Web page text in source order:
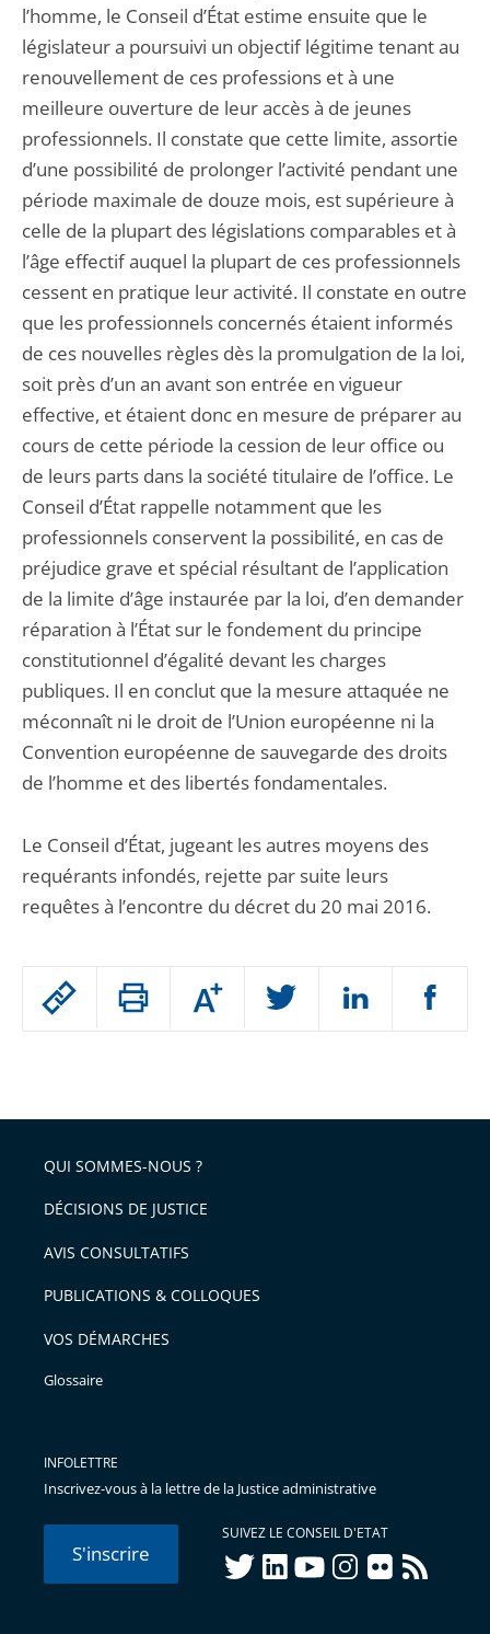
Passer
arriver
après
Augmenter
ou
l'article
pour
avant
l’homme, le Conseil d’État estime ensuite que le
législateur a poursuivi un objectif légitime tenant au
renouvellement de ces professions et à une
meilleure ouverture de leur accès à de jeunes
professionnels. Il constate que cette limite, assortie
d’une possibilité de prolonger l’activité pendant une
période maximale de douze mois, est supérieure à
celle de la plupart des législations comparables et à
l’âge effectif auquel la plupart de ces professionnels
cessent en pratique leur activité. Il constate en outre
que les professionnels concernés étaient informés
de ces nouvelles règles dès la promulgation de la loi,
soit près d’un an avant son entrée en vigueur
effective, et étaient donc en mesure de préparer au
cours de cette période la cession de leur office ou
de leurs parts dans la société titulaire de l’office. Le
Conseil d’État rappelle notamment que les
professionnels conservent la possibilité, en cas de
préjudice grave et spécial résultant de l’application
de la limite d’âge instaurée par la loi, d’en demander
réparation à l’État sur le fondement du principe
constitutionnel d’égalité devant les charges
publiques. Il en conclut que la mesure attaquée ne
méconnaît ni le droit de l’Union européenne ni la
Convention européenne de sauvegarde des droits
de l’homme et des libertés fondamentales.
Le Conseil d’État, jugeant les autres moyens des
requérants infondés, rejette par suite leurs
requêtes à l’encontre du décret du 20 mai 2016.
QUI SOMMES-NOUS ?
DÉCISIONS DE JUSTICE
AVIS CONSULTATIFS
PUBLICATIONS & COLLOQUES
VOS DÉMARCHES
Glossaire
INFOLETTRE
Inscrivez-vous à la lettre de la Justice administrative
S'inscrire
SUIVEZ LE CONSEIL D'ETAT
twitterlinkedInyoutubeinstagram
flickr rss